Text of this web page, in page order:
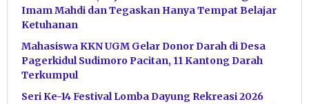
Imam Mahdi dan Tegaskan Hanya Tempat Belajar
Ketuhanan
Mahasiswa KKN UGM Gelar Donor Darah di Desa
Pagerkidul Sudimoro Pacitan, 11 Kantong Darah
Terkumpul
Seri Ke-14 Festival Lomba Dayung Rekreasi 2026